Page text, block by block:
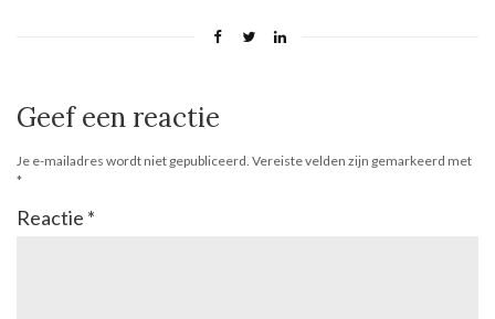
Geef een reactie
Je e-mailadres wordt niet gepubliceerd. Vereiste velden zijn gemarkeerd met
*
Reactie *